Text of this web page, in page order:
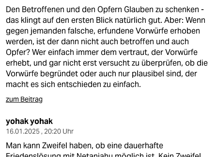
Den Betroffenen und den Opfern Glauben zu schenken -
das klingt auf den ersten Blick natürlich gut. Aber: Wenn
gegen jemanden falsche, erfundene Vorwürfe erhoben
werden, ist der dann nicht auch betroffen und auch
Opfer? Wer einfach immer dem vertraut, der Vorwürfe
erhebt, und gar nicht erst versucht zu überprüfen, ob die
Vorwürfe begründet oder auch nur plausibel sind, der
macht es sich entschieden zu einfach.
zum Beitrag
yohak yohak
16.01.2025 , 20:20 Uhr
Man kann Zweifel haben, ob eine dauerhafte